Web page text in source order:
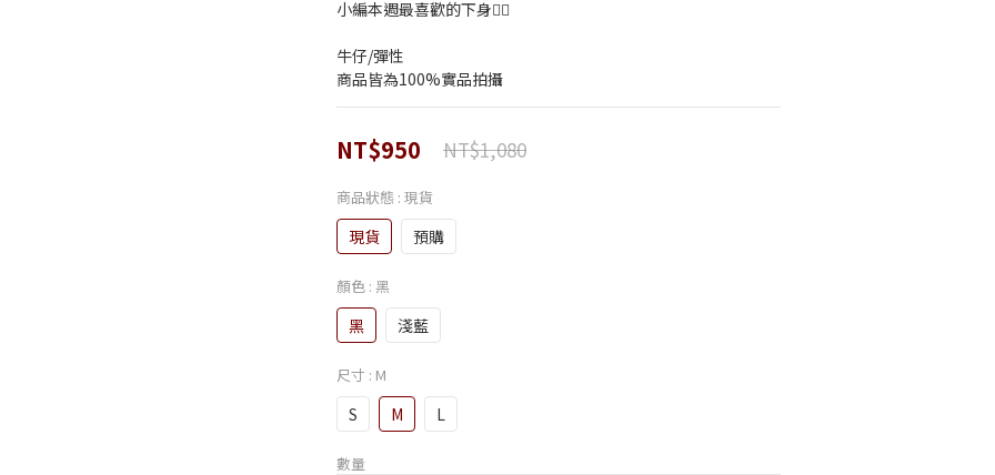
小編本週最喜歡的下身👆🏻
牛仔/彈性
商品皆為100%實品拍攝
NT$950 NT$1,080
商品狀態 : 現貨
現貨 預購
顏色 : 黑
黑 淺藍
尺寸 : M
S M L
數量